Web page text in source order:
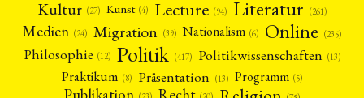
Kultur (27) Kunst (4) Lecture (94) Literatur (261)
Medien (24) Migration (39) Nationalism (6) Online (235)
Philosophie (12) Politik (417) Politikwissenschaften (13)
Praktikum (8) Präsentation (13) Programm (5)